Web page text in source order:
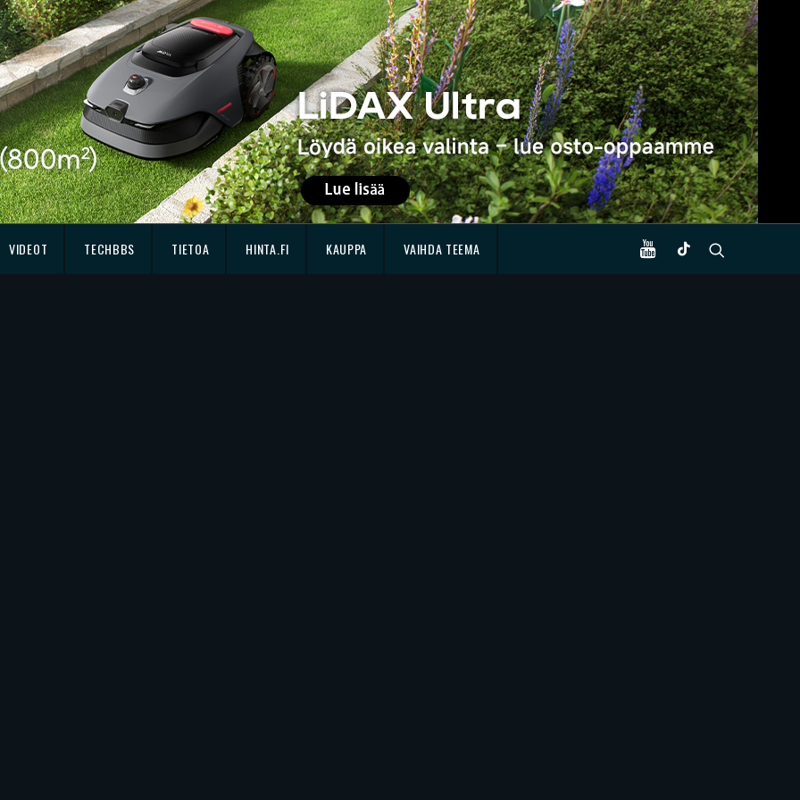
VIDEOT TECHBBS TIETOA HINTA.FI KAUPPA VAIHDA TEEMA